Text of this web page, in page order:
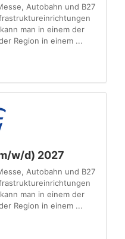
Autobahn und B27
man in einem der
Region in einem ...
w/d) 2027
Autobahn und B27
man in einem der
Region in einem ...